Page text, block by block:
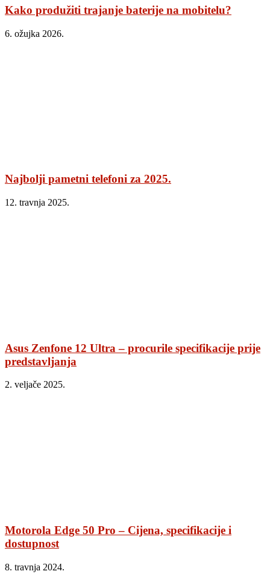
Kako produžiti trajanje baterije na mobitelu?
6. ožujka 2026.
Najbolji pametni telefoni za 2025.
12. travnja 2025.
Asus Zenfone 12 Ultra – procurile specifikacije prije
predstavljanja
2. veljače 2025.
Motorola Edge 50 Pro – Cijena, specifikacije i
dostupnost
8. travnja 2024.